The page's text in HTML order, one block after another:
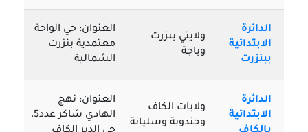
الدائرة
الابتدائية
ببنزرت
ولايتي بنزرت
وباجة
العنوان: حي الواحة
معتمدية بنزرت
الشمالية
الدائرة
الابتدائية
ولايات الكاف
وجندوبة وسليانة
العنوان: نهج
الهادي شاكر عدد5،